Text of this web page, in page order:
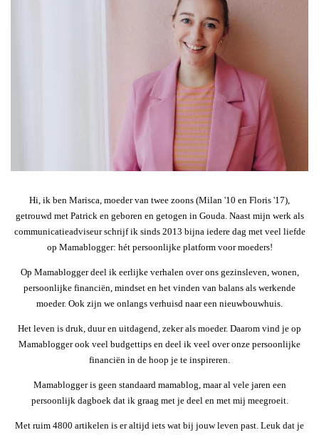
Hi, ik ben Marisca, moeder van twee zoons (Milan '10 en Floris '17),
getrouwd met Patrick en geboren en getogen in Gouda. Naast mijn werk als
communicatieadviseur schrijf ik sinds 2013 bijna iedere dag met veel liefde
op Mamablogger: hét persoonlijke platform voor moeders!
Op Mamablogger deel ik eerlijke verhalen over ons gezinsleven, wonen,
persoonlijke financiën, mindset en het vinden van balans als werkende
moeder. Ook zijn we onlangs verhuisd naar een nieuwbouwhuis.
Het leven is druk, duur en uitdagend, zeker als moeder. Daarom vind je op
Mamablogger ook veel budgettips en deel ik veel over onze persoonlijke
financiën in de hoop je te inspireren.
Mamablogger is geen standaard mamablog, maar al vele jaren een
persoonlijk dagboek dat ik graag met je deel en met mij meegroeit.
Met ruim 4800 artikelen is er altijd iets wat bij jouw leven past. Leuk dat je